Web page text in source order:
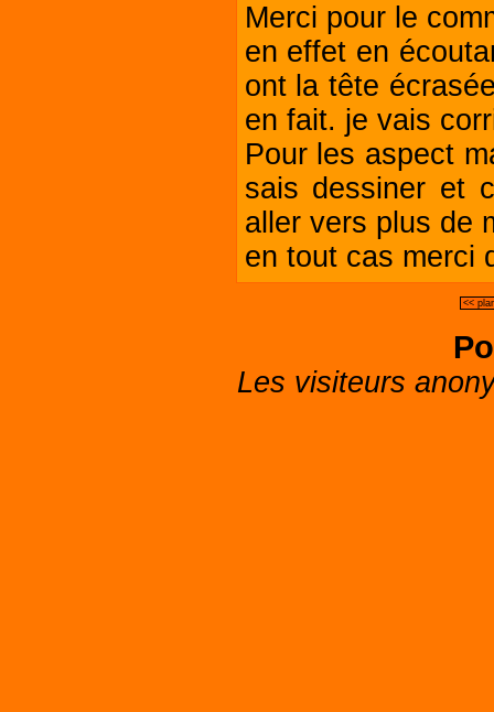
Merci pour le
en effet en
ont la tête
en fait. je vais
Pour les aspect
sais dessiner et
aller vers plus de
en tout cas merci
<<
Les visiteurs